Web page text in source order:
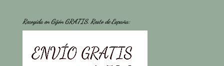
Recogida en Gijón GRATIS. Resto de España: